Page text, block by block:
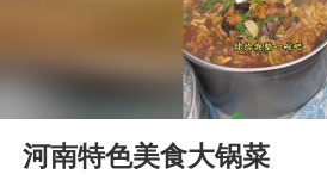
24小时不关
中国“五箭
龚宝冬烈士
Play
河南特色美食大锅菜